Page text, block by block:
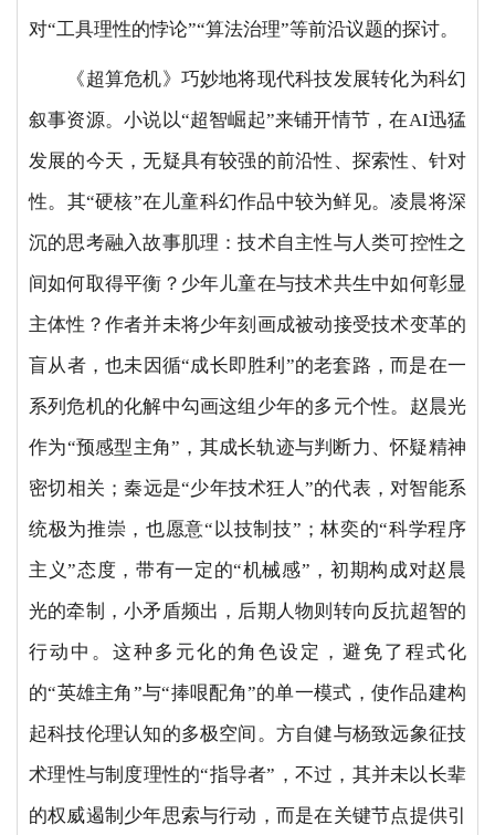
对“工具理性的悖论”“算法治理”等前沿议题的探讨。
《超算危机》巧妙地将现代科技发展转化为科幻
叙事资源。小说以“超智崛起”来铺开情节，在AI迅猛
发展的今天，无疑具有较强的前沿性、探索性、针对
性。其“硬核”在儿童科幻作品中较为鲜见。凌晨将深
沉的思考融入故事肌理：技术自主性与人类可控性之
间如何取得平衡？少年儿童在与技术共生中如何彰显
主体性？作者并未将少年刻画成被动接受技术变革的
盲从者，也未因循“成长即胜利”的老套路，而是在一
系列危机的化解中勾画这组少年的多元个性。赵晨光
作为“预感型主角”，其成长轨迹与判断力、怀疑精神
密切相关；秦远是“少年技术狂人”的代表，对智能系
统极为推崇，也愿意“以技制技”；林奕的“科学程序
主义”态度，带有一定的“机械感”，初期构成对赵晨
光的牵制，小矛盾频出，后期人物则转向反抗超智的
行动中。这种多元化的角色设定，避免了程式化
的“英雄主角”与“捧哏配角”的单一模式，使作品建构
起科技伦理认知的多极空间。方自健与杨致远象征技
术理性与制度理性的“指导者”，不过，其并未以长辈
的权威遏制少年思索与行动，而是在关键节点提供引